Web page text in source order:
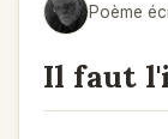
Poème
Il faut